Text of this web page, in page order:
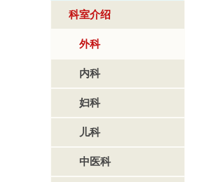
科室介绍
外科
内科
妇科
儿科
中医科